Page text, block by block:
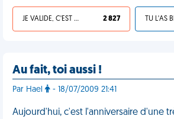
JE VALIDE, C'EST UNE VDM 2 827
Au fait, toi aussi !
Par Hael - 18/07/2009 21:41
Aujourd'hui, c'est l'anniversaire d'une